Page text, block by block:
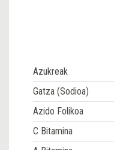
Azukreak
Gatza (Sodioa)
Azido Folikoa
C Bitamina